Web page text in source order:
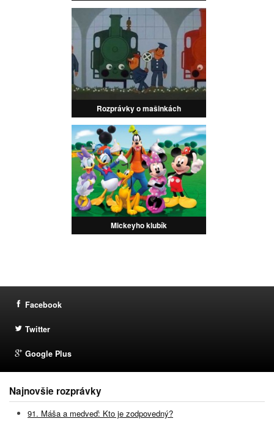
Rozprávky o mašinkách
Mickeyho klubík
Facebook
Twitter
Google Plus
Najnovšie rozprávky
91. Máša a medveď: Kto je zodpovedný?